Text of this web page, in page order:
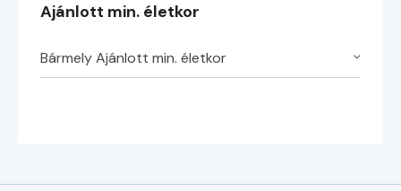
Ajánlott min. életkor
Bármely Ajánlott min. életkor